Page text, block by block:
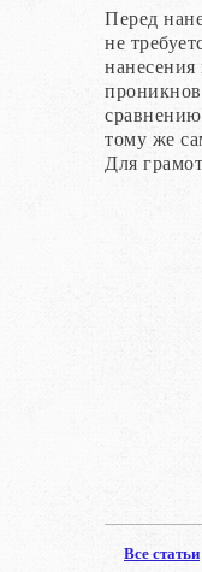
Перед
не
тому же
Для
Все статьи